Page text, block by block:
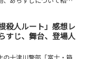
殺人ルート」感想レ
すじ、舞台、登場人
の十津川警部「富士・箱